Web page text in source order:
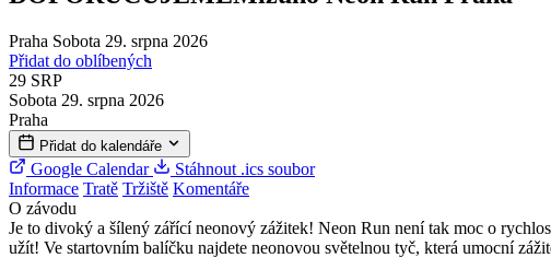
Praha Sobota 29. srpna 2026
Přidat do oblíbených
29 SRP
Sobota 29. srpna 2026
Praha
Přidat do kalendáře
Google Calendar
Stáhnout .ics soubor
Informace Tratě Tržiště Komentáře
O závodu
Je to divoký a šílený zářící neonový zážitek! Neon Run není tak moc o
užít! Ve startovním balíčku najdete neonovou světelnou tyč, která umocní